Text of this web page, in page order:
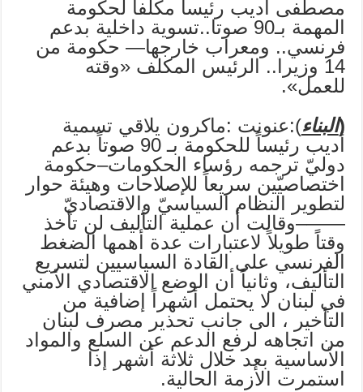
مصطفى أديب رئيسا مكلفا لحكومة
المهمة بـ90 صوتا..تسوية داخلية بدعم
فرنسي.. ومعراب خارجها— حكومة من
14 وزيرا.. الرئيس المكلف «وقته
للعمل».
(البناء):عنونت :ماكرون يلاقي تسمية
أديب رئيساً للحكومة بـ 90 صوتاً بدعم
دوليّ ترجمه رؤساء الحكومات–حكومة
اختصاصيّين سريعاً للإصلاحات وهيئة حوار
لتطوير النظام السياسيّ والاقتصاديّ
——–وقالت أن عملية التأليف لن تأخذ
وقتاً طويلاً لاعتبارات عدة أهمها الضغط
الفرنسي على القادة السياسيين لتسريع
التأليف، وثانياً أن الوضع الاقتصادي الأمني
في لبنان لا يحتمل أشهراً إضافية من
التأخير ، الى جانب تحذير مصرف لبنان
من اتجاهه لرفع الدعم عن السلع والمواد
الأساسية بعد خلال ثلاثة أشهر إذا
استمرت الأزمة الحالية.